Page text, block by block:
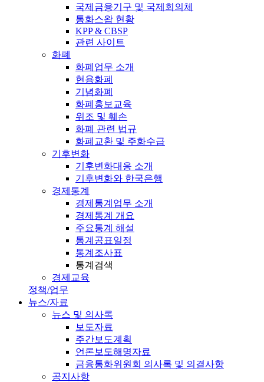
국제금융기구 및 국제회의체
통화스왑 현황
KPP & CBSP
관련 사이트
화폐
화폐업무 소개
현용화폐
기념화폐
화폐홍보교육
위조 및 훼손
화폐 관련 법규
화폐교환 및 주화수급
기후변화
기후변화대응 소개
기후변화와 한국은행
경제통계
경제통계업무 소개
경제통계 개요
주요통계 해설
통계공표일정
통계조사표
통계검색
경제교육
정책/업무
뉴스/자료
뉴스 및 의사록
보도자료
주간보도계획
언론보도해명자료
금융통화위원회 의사록 및 의결사항
공지사항